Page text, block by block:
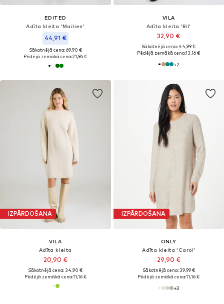
EDITED
Adīta kleita 'Mailien'
44,91 €
Sākotnējā cena: 69,90 €
Pēdējā zemākā cena:21,96 €
VILA
Adīta kleita 'Ril'
32,90 €
Sākotnējā cena: 44,99 €
Pēdējā zemākā cena:13,16 €
+2
IZPĀRDOŠANA
VILA
Adīta kleita
20,90 €
Sākotnējā cena: 34,90 €
Pēdējā zemākā cena:11,16 €
IZPĀRDOŠANA
ONLY
Adīta kleita 'Carol'
29,90 €
Sākotnējā cena: 39,99 €
Pēdējā zemākā cena:11,16 €
+3